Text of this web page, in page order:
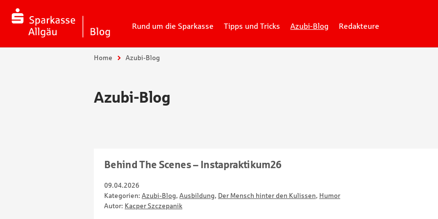
Rund um die Sparkasse
Tipps und Tricks Azubi-Blog Redakteure
Home Azubi-Blog
Azubi-Blog
Behind The Scenes – Instapraktikum26
09.04.2026
Kategorien: Azubi-Blog, Ausbildung, Der Mensch hinter den Kulissen, Humor
Autor: Kacper Szczepanik